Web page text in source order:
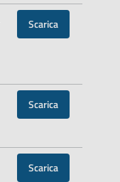
Scarica
Scarica
Scarica